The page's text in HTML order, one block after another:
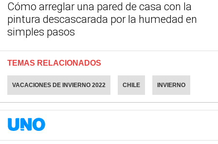
Cómo arreglar una pared de casa con la
pintura descascarada por la humedad en
simples pasos
TEMAS RELACIONADOS
VACACIONES DE INVIERNO 2022 CHILE INVIERNO